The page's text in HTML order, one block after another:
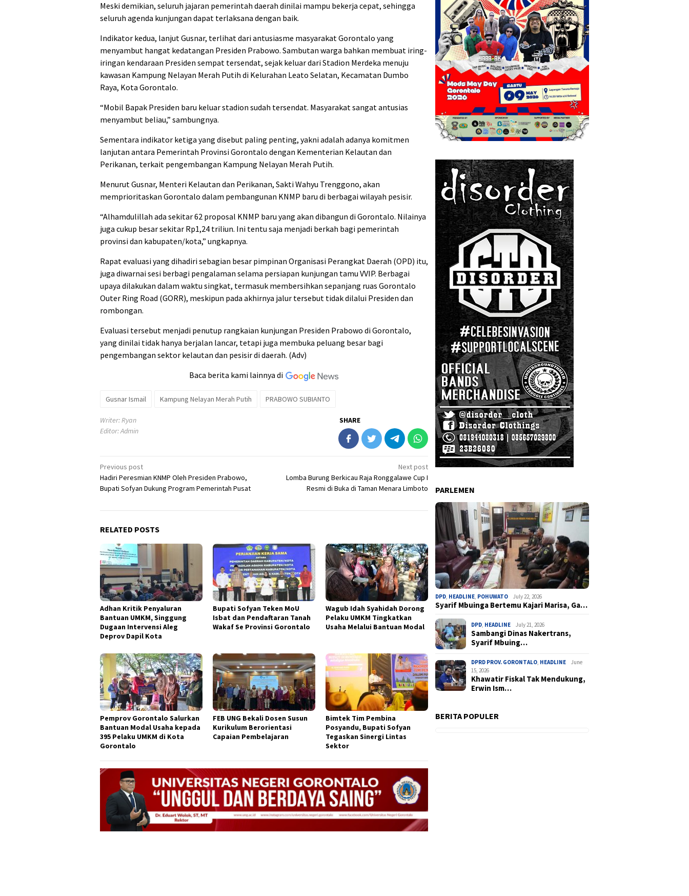
Meski demikian, seluruh jajaran pemerintah daerah dinilai mampu bekerja cepat, sehingga
seluruh agenda kunjungan dapat terlaksana dengan baik.
Indikator kedua, lanjut Gusnar, terlihat dari antusiasme masyarakat Gorontalo yang
menyambut hangat kedatangan Presiden Prabowo. Sambutan warga bahkan membuat iring-
iringan kendaraan Presiden sempat tersendat, sejak keluar dari Stadion Merdeka menuju
kawasan Kampung Nelayan Merah Putih di Kelurahan Leato Selatan, Kecamatan Dumbo
Raya, Kota Gorontalo.
“Mobil Bapak Presiden baru keluar stadion sudah tersendat. Masyarakat sangat antusias
menyambut beliau,” sambungnya.
Sementara indikator ketiga yang disebut paling penting, yakni adalah adanya komitmen
lanjutan antara Pemerintah Provinsi Gorontalo dengan Kementerian Kelautan dan
Perikanan, terkait pengembangan Kampung Nelayan Merah Putih.
Menurut Gusnar, Menteri Kelautan dan Perikanan, Sakti Wahyu Trenggono, akan
memprioritaskan Gorontalo dalam pembangunan KNMP baru di berbagai wilayah pesisir.
“Alhamdulillah ada sekitar 62 proposal KNMP baru yang akan dibangun di Gorontalo. Nilainya
juga cukup besar sekitar Rp1,24 triliun. Ini tentu saja menjadi berkah bagi pemerintah
provinsi dan kabupaten/kota,” ungkapnya.
Rapat evaluasi yang dihadiri sebagian besar pimpinan Organisasi Perangkat Daerah (OPD) itu,
juga diwarnai sesi berbagi pengalaman selama persiapan kunjungan tamu VVIP. Berbagai
upaya dilakukan dalam waktu singkat, termasuk membersihkan sepanjang ruas Gorontalo
Outer Ring Road (GORR), meskipun pada akhirnya jalur tersebut tidak dilalui Presiden dan
rombongan.
Evaluasi tersebut menjadi penutup rangkaian kunjungan Presiden Prabowo di Gorontalo,
yang dinilai tidak hanya berjalan lancar, tetapi juga membuka peluang besar bagi
pengembangan sektor kelautan dan pesisir di daerah. (Adv)
Baca berita kami lainnya di
Gusnar Ismail Kampung Nelayan Merah Putih PRABOWO SUBIANTO
Writer: Ryan
Editor: Admin
SHARE
Post
navigation
Previous post
Hadiri Peresmian KNMP Oleh Presiden Prabowo,
Bupati Sofyan Dukung Program Pemerintah Pusat
Next post
Lomba Burung Berkicau Raja Ronggalawe Cup I
Resmi di Buka di Taman Menara Limboto
RELATED POSTS
Adhan Kritik Penyaluran
Bantuan UMKM, Singgung
Dugaan Intervensi Aleg
Deprov Dapil Kota
Bupati Sofyan Teken MoU
Isbat dan Pendaftaran Tanah
Wakaf Se Provinsi Gorontalo
Wagub Idah Syahidah Dorong
Pelaku UMKM Tingkatkan
Usaha Melalui Bantuan Modal
Pemprov Gorontalo Salurkan
Bantuan Modal Usaha kepada
395 Pelaku UMKM di Kota
Gorontalo
FEB UNG Bekali Dosen Susun
Kurikulum Berorientasi
Capaian Pembelajaran
Bimtek Tim Pembina
Posyandu, Bupati Sofyan
Tegaskan Sinergi Lintas
Sektor
PARLEMEN
DPD, HEADLINE, POHUWATO July 22, 2026
Syarif Mbuinga Bertemu Kajari Marisa, Ga…
DPD, HEADLINE July 21, 2026
Sambangi Dinas Nakertrans,
Syarif Mbuing…
DPRD PROV. GORONTALO, HEADLINE
June
15, 2026
Khawatir Fiskal Tak Mendukung,
Erwin Ism…
BERITA POPULER